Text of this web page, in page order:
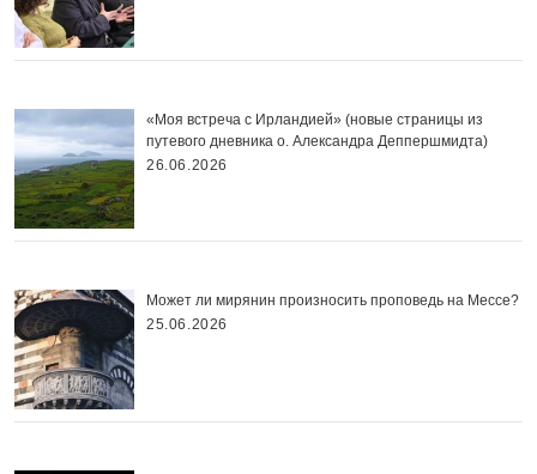
«Моя встреча с Ирландией» (новые страницы из
путевого дневника о. Александра Деппершмидта)
26.06.2026
Может ли мирянин произносить проповедь на Мессе?
25.06.2026